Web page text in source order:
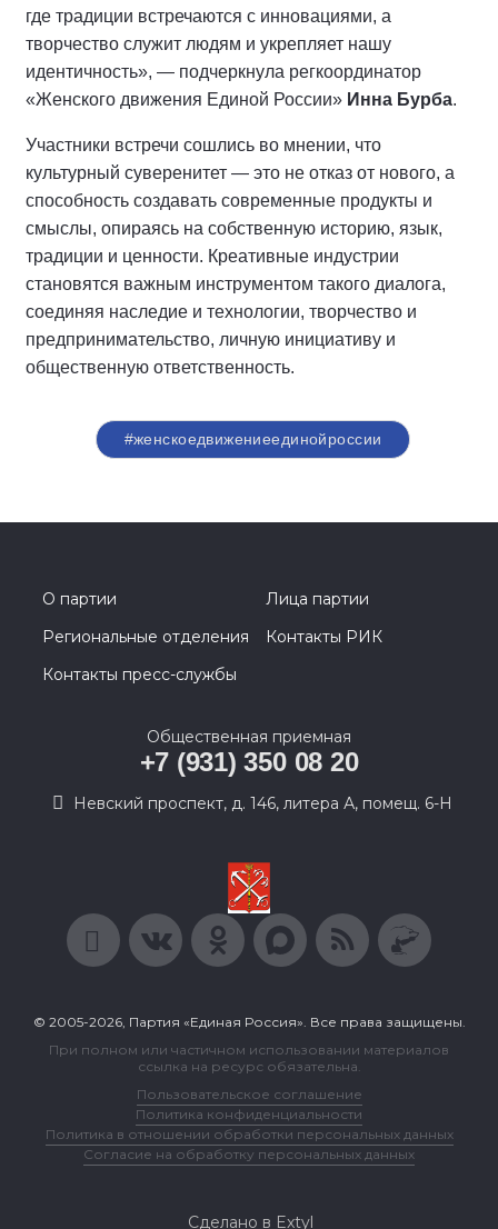
где традиции встречаются с инновациями, а
творчество служит людям и укрепляет нашу
идентичность», — подчеркнула регкоординатор
«Женского движения Единой России» Инна Бурба.
Участники встречи сошлись во мнении, что
культурный суверенитет — это не отказ от нового, а
способность создавать современные продукты и
смыслы, опираясь на собственную историю, язык,
традиции и ценности. Креативные индустрии
становятся важным инструментом такого диалога,
соединяя наследие и технологии, творчество и
предпринимательство, личную инициативу и
общественную ответственность.
#женскоедвижениеединойроссии
О партии
Лица партии
Региональные отделения
Контакты РИК
Контакты пресс-службы
Общественная приемная
+7 (931) 350 08 20
Невский проспект, д. 146, литера А, помещ. 6-Н
© 2005-2026, Партия «Единая Россия». Все права защищены.
При полном или частичном использовании материалов
ссылка на ресурс обязательна.
Пользовательское соглашение
Политика конфиденциальности
Политика в отношении обработки персональных данных
Согласие на обработку персональных данных
Сделано в Extyl